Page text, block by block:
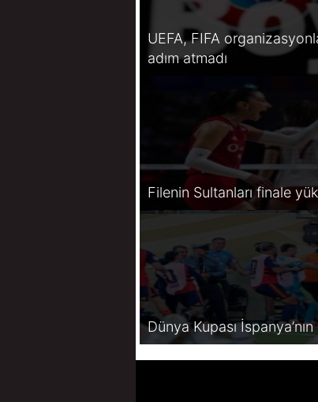
UEFA, FIFA
adım atmadı
Filenin Sultanları finale
Dünya Kupası İspanya’nın